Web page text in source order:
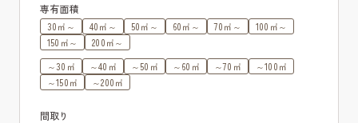
専有面積
30㎡～ 40㎡～ 50㎡～ 60㎡～ 70㎡～
100㎡～
150㎡～
200㎡～
～30㎡
～40㎡ ～50㎡ ～60㎡ ～70㎡
～100㎡
～150㎡
～200㎡
間取り